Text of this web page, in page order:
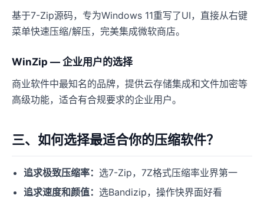
基于7-Zip源码，专为Windows 11重写了UI，直接从右键
菜单快速压缩/解压，完美集成微软商店。
WinZip — 企业用户的选择
商业软件中最知名的品牌，提供云存储集成和文件加密等
高级功能，适合有合规要求的企业用户。
三、如何选择最适合你的压缩软件？
追求极致压缩率： 选7-Zip，7Z格式压缩率业界第一
追求速度和颜值： 选Bandizip，操作快界面好看